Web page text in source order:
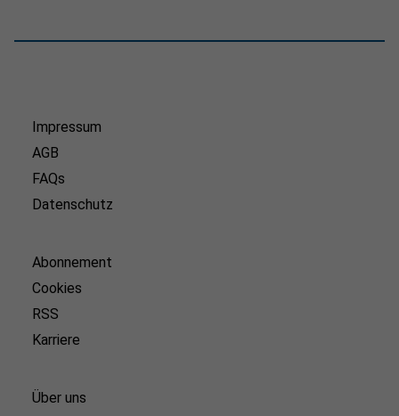
Impressum
AGB
FAQs
Datenschutz
Abonnement
Cookies
RSS
Karriere
Über uns